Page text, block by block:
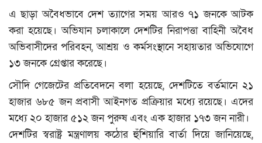
যোগাযোগ
ধর্ম ও জীবন
রকমারি
ফটোগ্যালারী
এ ছাড়া অবৈধভাবে দেশ ত্যাগের সময় আরও ৭১ জনকে আটক
করা হয়েছে। অভিযান চলাকালে দেশটির নিরাপত্তা বাহিনী অবৈধ
অভিবাসীদের পরিবহন, আশ্রয় ও কর্মসংস্থানে সহায়তার অভিযোগে
১৩ জনকে গ্রেপ্তার করেছে।
সৌদি গেজেটের প্রতিবেদনে বলা হয়েছে, দেশটিতে বর্তমানে ২১
হাজার ৬৮৫ জন প্রবাসী আইনগত প্রক্রিয়ার মধ্যে রয়েছে। এদের
মধ্যে ২০ হাজার ৫১২ জন পুরুষ এবং এক হাজার ১৭৩ জন নারী।
দেশটির স্বরাষ্ট্র মন্ত্রণালয় কঠোর হুঁশিয়ারি বার্তা দিয়ে জানিয়েছে,